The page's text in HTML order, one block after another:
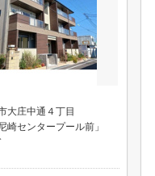
大庄中通４丁目
崎センタープール前」